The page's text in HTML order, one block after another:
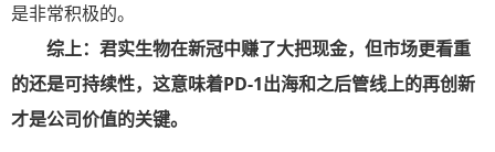
是非常积极的。
综上：君实生物在新冠中赚了大把现金，但市场更看重
的还是可持续性，这意味着PD-1出海和之后管线上的再创新
才是公司价值的关键。